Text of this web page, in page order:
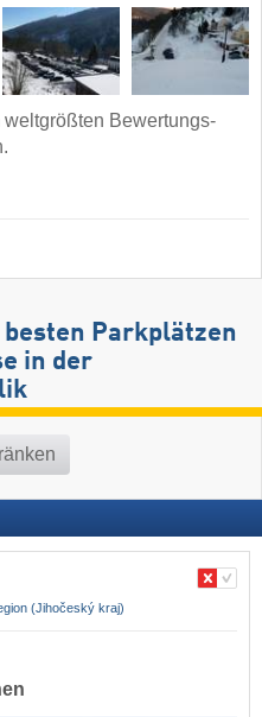
weltgrößten Bewertungs-
Parkplätzen
in der
(Jihočeský kraj)